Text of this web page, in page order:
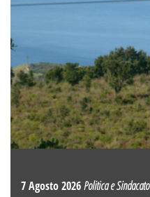
7 Agosto 2026Politica e Sindacato